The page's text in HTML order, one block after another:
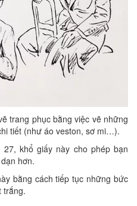
trang phục bằng việc vẽ những
tiết (như áo veston, sơ mi…).
khổ giấy này cho phép bạn
hơn.
bằng cách tiếp tục những bức
trắng.